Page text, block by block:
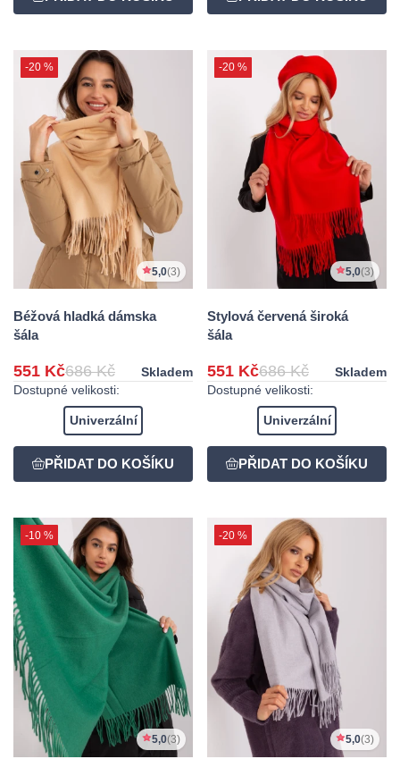
-20 %
5,0(3)
Béžová hladká dámska
šála
551 Kč686 Kč
Skladem
Dostupné velikosti:
Univerzální
-20 %
5,0(3)
Stylová červená široká
šála
551 Kč686 Kč
Skladem
Dostupné velikosti:
Univerzální
-10 %
5,0(3)
-20 %
5,0(3)